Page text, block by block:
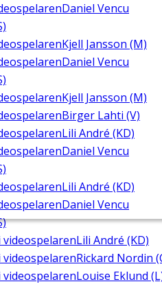
Daniel Vencu
Kjell Jansson (M)
Daniel Vencu
Kjell Jansson (M)
Birger Lahti (V)
Lili André (KD)
Daniel Vencu
Lili André (KD)
Daniel Vencu
videospelarenLili André (KD)
videospelarenRickard Nordin
videospelarenLouise Eklund